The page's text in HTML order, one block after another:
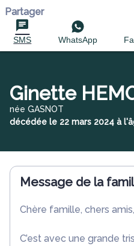
Partager
SMS WhatsApp
Ginette
née GASNOT
décédée le 22 mars 2024 à
Message de la
Chère famille, chers amis,
C’est avec une grande